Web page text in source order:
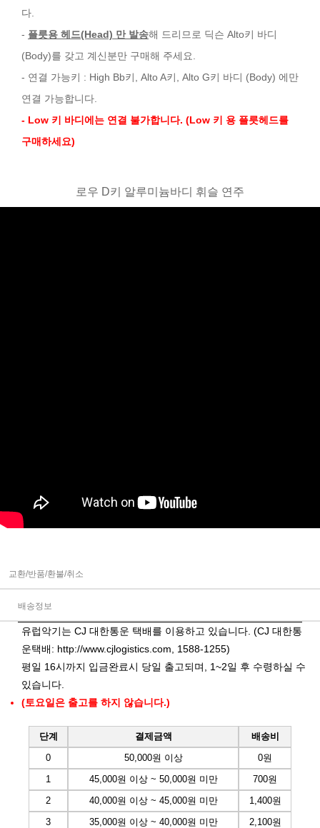
다.
- 플릇용 헤드(Head) 만 발송해 드리므로 딕슨 Alto키 바디
(Body)를 갖고 계신분만 구매해 주세요.
- 연결 가능키 : High Bb키, Alto A키, Alto G키 바디 (Body) 에만
연결 가능합니다.
- Low 키 바디에는 연결 불가합니다. (Low 키 용 플릇헤드를
구매하세요)
로우 D키 알루미늄바디 휘슬 연주
교환/반품/환불/취소
배송정보
유럽악기는 CJ 대한통운 택배를 이용하고 있습니다. (CJ 대한통
운택배: http://www.cjlogistics.com , 1588-1255)
평일 16시까지 입금완료시 당일 출고되며, 1~2일 후 수령하실 수
있습니다.
(토요일은 출고를 하지 않습니다.)
단계 결제금액
배송비
0
50,000원 이상
0원
1
45,000원 이상 ~ 50,000원 미만
700원
2
40,000원 이상 ~ 45,000원 미만
1,400원
3
35,000원 이상 ~ 40,000원 미만
2,100원